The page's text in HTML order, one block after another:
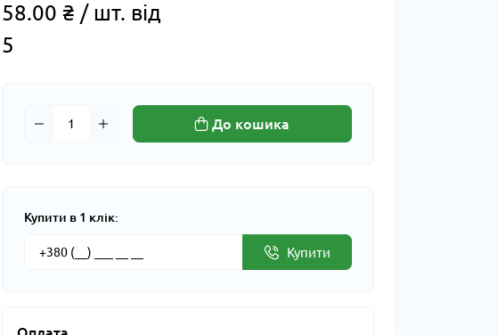
58.00 ₴ / шт. від
5
До кошика
Купити в 1 клік:
Купити